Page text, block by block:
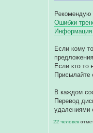
Рекомендую
Ошибки
Информация
Если кому
Если кто то
Присылайте
В каждом
Перевод
удалениями
22 человек